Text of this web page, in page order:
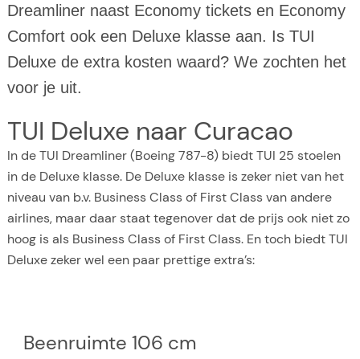
Dreamliner naast Economy tickets en Economy
Comfort ook een Deluxe klasse aan. Is TUI
Deluxe de extra kosten waard? We zochten het
voor je uit.
TUI Deluxe naar Curacao
In de TUI Dreamliner (Boeing 787-8) biedt TUI 25 stoelen
in de Deluxe klasse. De Deluxe klasse is zeker niet van het
niveau van b.v. Business Class of First Class van andere
airlines, maar daar staat tegenover dat de prijs ook niet zo
hoog is als Business Class of First Class. En toch biedt TUI
Deluxe zeker wel een paar prettige extra’s:
Beenruimte 106 cm